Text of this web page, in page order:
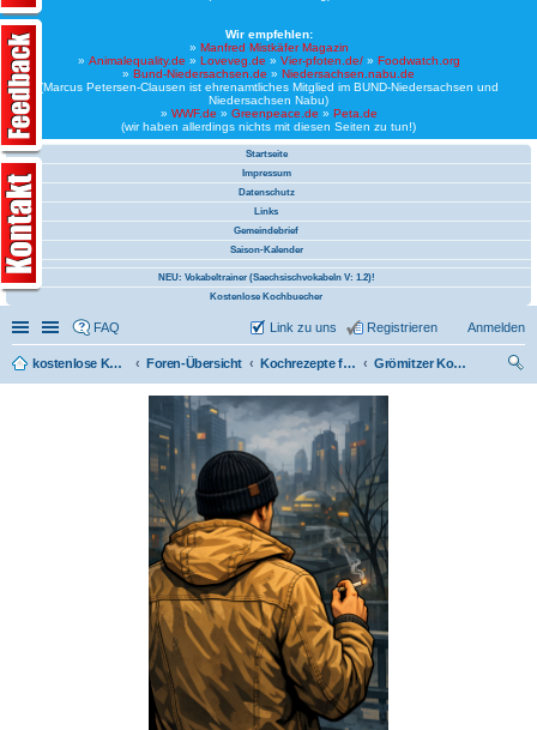
Wir empfehlen:
» Manfred Mistkäfer Magazin
» Animalequality.de » Loveveg.de » Vier-pfoten.de/» Foodwatch.org
» Bund-Niedersachsen.de » Niedersachsen.nabu.de
(Marcus Petersen-Clausen ist ehrenamtliches Mitglied im BUND-Niedersachsen und
Niedersachsen Nabu)
» WWF.de » Greenpeace.de » Peta.de
(wir haben allerdings nichts mit diesen Seiten zu tun!)
Startseite
Impressum
Datenschutz
Links
Gemeindebrief
Saison-Kalender
NEU: Vokabeltrainer (Saechsischvokabeln V: 1.2)!
Kostenlose Kochbuecher
Schnellzugriff
Linkliste
FAQ Anmelden
Registrieren
Link zu uns
kostenlose Kochrezepte und kostenlose Kochbücher Foren-Übersicht Kochrezepte für Schleswig-Holstein
Grömitzer Kochbuch